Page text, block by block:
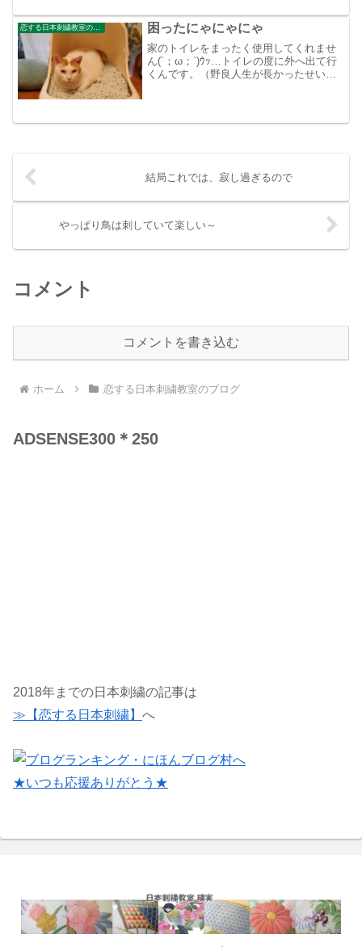
ので、遊びに来てください
恋する日本刺繍教室のブログ 困ったにゃにゃにゃ
家のトイレをまったく使用してくれませ
ん(´；ω；`)ｳｯ…トイレの度に外へ出て行
くんです。（野良人生が長かったせい
さい。
結局これでは、寂し過ぎるので
やっぱり鳥は刺していて楽しい～
コメント
コメントを書き込む
ホーム 恋する日本刺繍教室のブログ
ADSENSE300＊250
2018年までの日本刺繍の記事は
≫【恋する日本刺繍】 へ
★いつも応援ありがとう★